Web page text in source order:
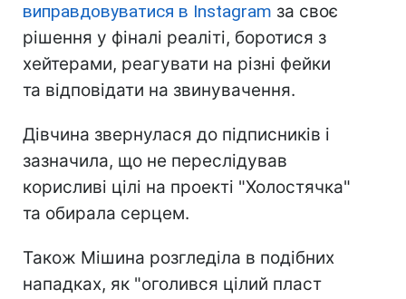
виправдовуватися в Instagram за своє
рішення у фіналі реаліті, боротися з
хейтерами, реагувати на різні фейки
та відповідати на звинувачення.
Дівчина звернулася до підписників і
зазначила, що не переслідував
корисливі цілі на проекті "Холостячка"
та обирала серцем.
Також Мішина розгледіла в подібних
нападках, як "оголився цілий пласт